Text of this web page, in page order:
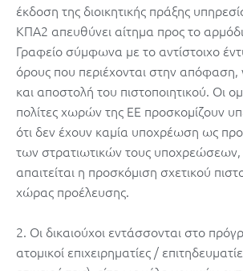
έκδοση της διοικητικής πράξης
ΚΠΑ2 απευθύνει αίτημα προς το
Γραφείο σύμφωνα με το αντίστοιχο
όρους που περιέχονται στην απόφαση,
και αποστολή του πιστοποιητικού. Οι
πολίτες χωρών της ΕΕ προσκομίζουν
ότι δεν έχουν καμία υποχρέωση ως
των στρατιωτικών τους υποχρεώσεων,
απαιτείται η προσκόμιση σχετικού
χώρας προέλευσης.
2. Οι δικαιούχοι εντάσσονται στο
ατομικοί επιχειρηματίες /